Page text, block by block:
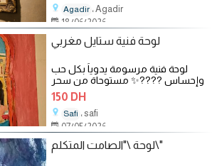
Agadir ، Agadir
18/06/2026
لوحة فنية ستايل مغربي
لوحة فنية مرسومة يدوياً بكل حب
وإحساس ????✨ مستوحاة من سحر
وجمال مدينة Marrakesh، مدينة
الألوان
150 DH
Safi ، safi
07/05/2026
لوحة \"الصامت المتكلم\"